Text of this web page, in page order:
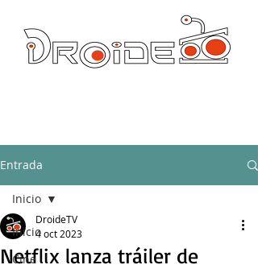
Entrada
Inicio
Cine
Inicio
Netflix lanza tráiler de
DroideTV
4 oct 2023